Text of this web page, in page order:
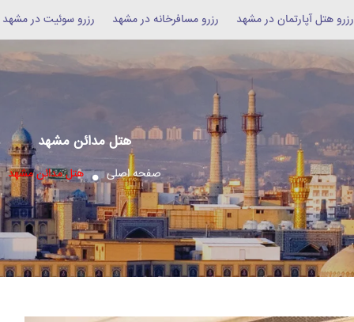
رزرو هتل آپارتمان در مشهد رزرو مسافرخانه در مشهد رزرو سوئیت در مشهد
هتل مدائن مشهد
صفحه اصلی هتل مدائن مشهد